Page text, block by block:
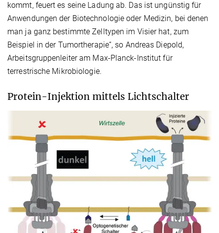
kommt, feuert es seine Ladung ab. Das ist ungünstig für
Anwendungen der Biotechnologie oder Medizin, bei denen
man ja ganz bestimmte Zelltypen im Visier hat, zum
Beispiel in der Tumortherapie“, so Andreas Diepold,
Arbeitsgruppenleiter am Max-Planck-Institut für
terrestrische Mikrobiologie.
Protein-Injektion mittels Lichtschalter